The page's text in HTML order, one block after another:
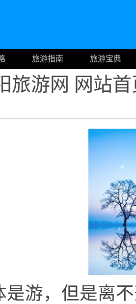
旅游指南 旅游宝典
旅游网 网站
是游，但是离